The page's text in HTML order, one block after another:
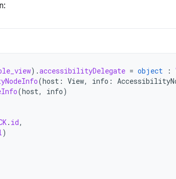
).accessibilityDelegate = object :
(host : View, info :
(host, info)
. id,
)